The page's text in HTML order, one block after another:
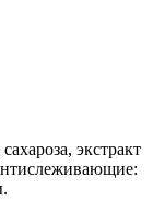
экстракт